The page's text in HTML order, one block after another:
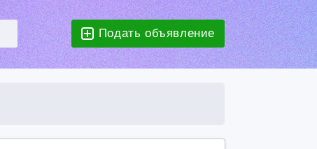
Подать объявление